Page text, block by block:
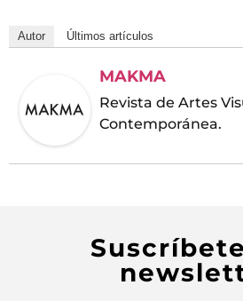
Autor Últimos artículos
MAKMA
Revista de Artes
Contemporánea.